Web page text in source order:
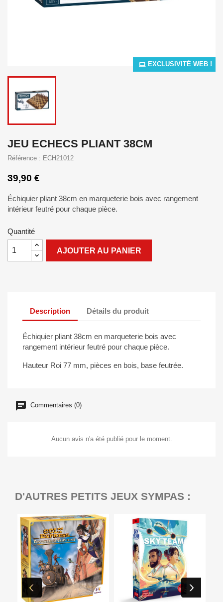
EXCLUSIVITÉ WEB !
JEU ECHECS PLIANT 38CM
Référence : ECH21012
39,90 €
Échiquier pliant 38cm en marqueterie bois avec rangement
intérieur feutré pour chaque pièce.
Quantité
AJOUTER AU PANIER
Description Détails du produit
Échiquier pliant 38cm en marqueterie bois avec
rangement intérieur feutré pour chaque pièce.
Hauteur Roi 77 mm, pièces en bois, base feutrée.
Commentaires (0)
Aucun avis n'a été publié pour le moment.
D'AUTRES PETITS JEUX SYMPAS :